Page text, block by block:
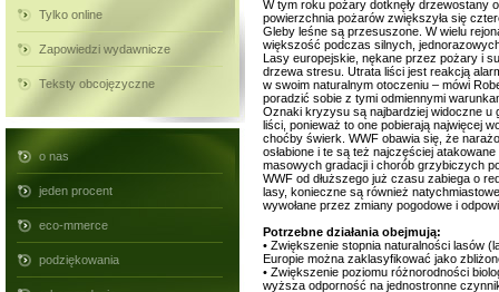
Tylko online
Zapowiedzi wydawnicze
Teksty obcojęzyczne
o nas
jeden procent
eco-mmerce
podziękowania
W tym roku pożary dotknęły drzewostany
powierzchnia pożarów zwiększyła się
Gleby leśne są przesuszone. W wielu
większość podczas silnych,
Lasy europejskie, nękane przez pożary i
drzewa stresu. Utrata liści jest reakcją
w swoim naturalnym otoczeniu – mówi
poradzić sobie z tymi odmiennymi
Oznaki kryzysu są najbardziej widoczne u
liści, ponieważ to one pobierają najwięcej
choćby świerk. WWF obawia się, że
osłabione i te są też najczęściej
masowych gradacji i chorób grzybiczych
WWF od dłuższego już czasu zabiega o
lasy, konieczne są również
wywołane przez zmiany pogodowe i
Potrzebne działania obejmują:
• Zwiększenie stopnia naturalności lasów
Europie można zaklasyfikować jako
• Zwiększenie poziomu różnorodności
wyższa odporność na jednostronne